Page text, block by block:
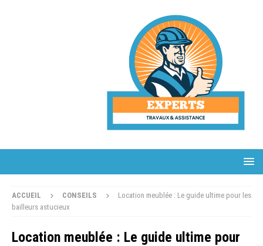
ACCUEIL CONSEILS
Location meublée : Le guide ultime pour les
bailleurs astucieux
Location meublée : Le guide ultime pour